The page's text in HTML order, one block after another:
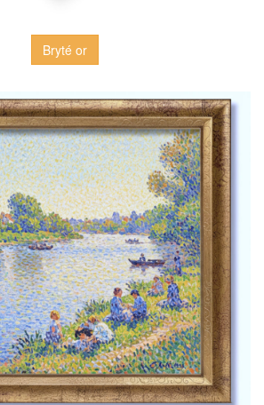
Bryté or